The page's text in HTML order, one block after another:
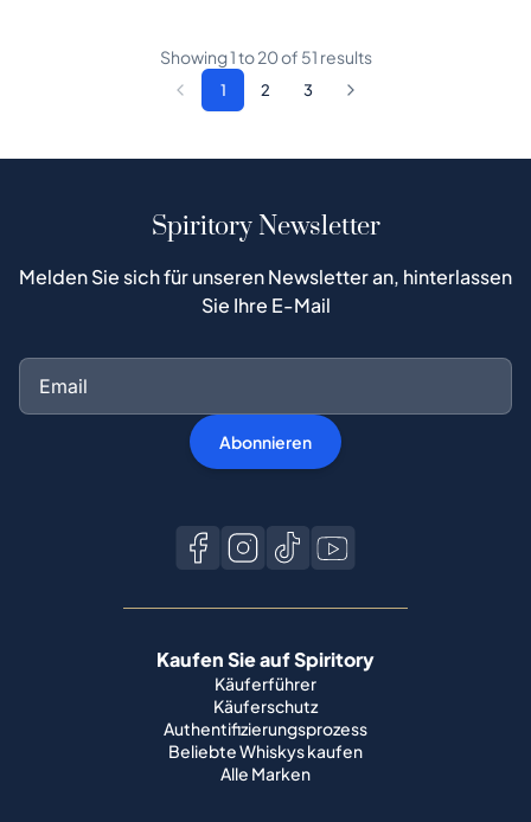
Showing1to20of 51 results
1 2 3
Spiritory Newsletter
Melden Sie sich für unseren Newsletter an, hinterlassen
Sie Ihre E-Mail
Abonnieren
Kaufen Sie auf Spiritory
Käuferführer
Käuferschutz
Authentifizierungsprozess
Beliebte Whiskys kaufen
Alle Marken